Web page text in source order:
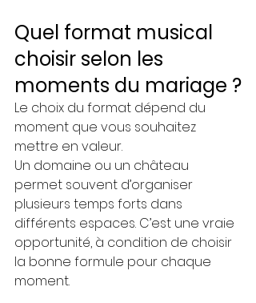
Quel format musical
choisir selon les
moments du mariage ?
Le choix du format dépend du
moment que vous souhaitez
mettre en valeur.
Un domaine ou un château
permet souvent d’organiser
plusieurs temps forts dans
différents espaces. C’est une vraie
opportunité, à condition de choisir
la bonne formule pour chaque
moment.